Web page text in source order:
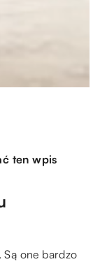
ten wpis
one bardzo